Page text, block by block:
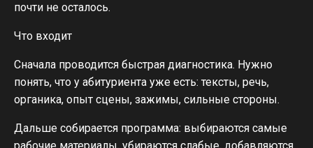
почти не осталось.
Что входит
Сначала проводится быстрая диагностика. Нужно
понять, что у абитуриента уже есть: тексты, речь,
органика, опыт сцены, зажимы, сильные стороны.
Дальше собирается программа: выбираются самые